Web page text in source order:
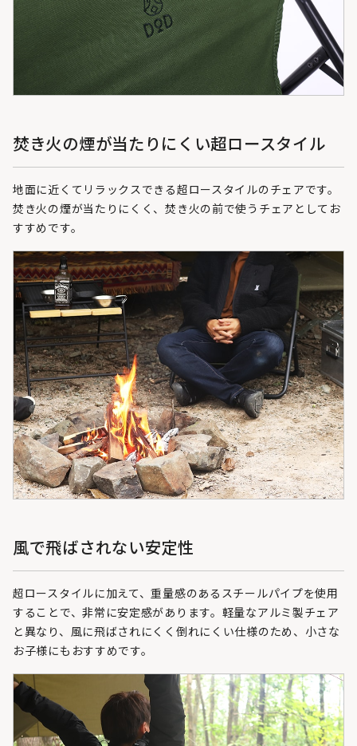
焚き火の煙が当たりにくい超ロースタイル
地面に近くてリラックスできる超ロースタイルのチェアです。
焚き火の煙が当たりにくく、焚き火の前で使うチェアとしてお
すすめです。
風で飛ばされない安定性
超ロースタイルに加えて、重量感のあるスチールパイプを使用
することで、非常に安定感があります。軽量なアルミ製チェア
と異なり、風に飛ばされにくく倒れにくい仕様のため、小さな
お子様にもおすすめです。